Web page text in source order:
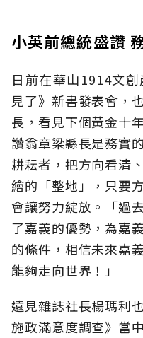
小英前總統盛讚
日前在華山1914文
見了》新書發表會，
長，看見下個黃金十
讚翁章梁縣長是務實
耕耘者，把方向看清
繪的「整地」，只要
會讓努力綻放。「過
了嘉義的優勢，為嘉
的條件，相信未來嘉
能夠走向世界！」
遠見雜誌社長楊瑪利
施政滿意度調查》當